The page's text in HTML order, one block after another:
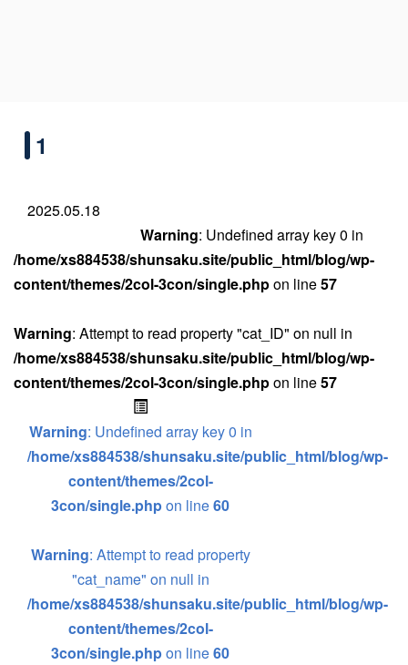
1
2025.05.18
Warning: Undefined array key 0 in
/home/xs884538/shunsaku.site/public_html/blog/wp-
content/themes/2col-3con/single.phpon line57
Warning: Attempt to read property "cat_ID" on null in
/home/xs884538/shunsaku.site/public_html/blog/wp-
content/themes/2col-3con/single.phpon line57
Warning: Undefined array key 0 in
/home/xs884538/shunsaku.site/public_html/blog/wp-
content/themes/2col-
3con/single.phpon line60
Warning: Attempt to read property
"cat_name" on null in
/home/xs884538/shunsaku.site/public_html/blog/wp-
content/themes/2col-
3con/single.phpon line60